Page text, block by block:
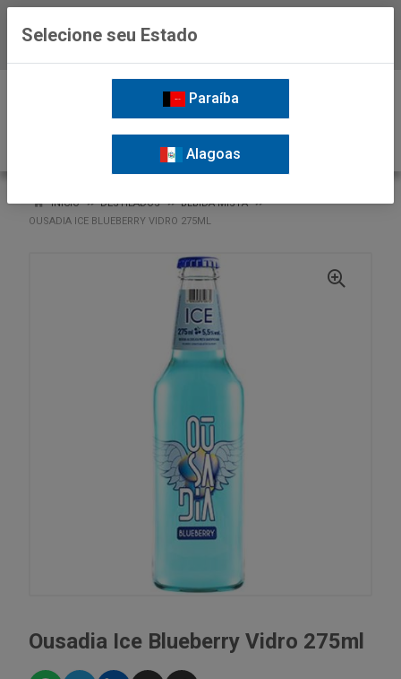
INÍCIO DESTILADOS
BEBIDA MISTA
OUSADIA ICE BLUEBERRY VIDRO 275ML
Ousadia Ice Blueberry Vidro 275ml
Selecione seu Estado
Paraíba
Alagoas